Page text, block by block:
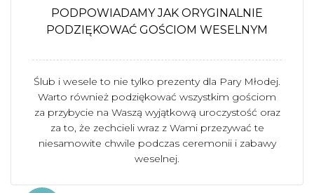
PODPOWIADAMY JAK ORYGINALNIE
PODZIĘKOWAĆ GOŚCIOM WESELNYM
Ślub i wesele to nie tylko prezenty dla Pary Młodej.
Warto również podziękować wszystkim gościom
za przybycie na Waszą wyjątkową uroczystość oraz
za to, że zechcieli wraz z Wami przezywać te
niesamowite chwile podczas ceremonii i zabawy
weselnej.